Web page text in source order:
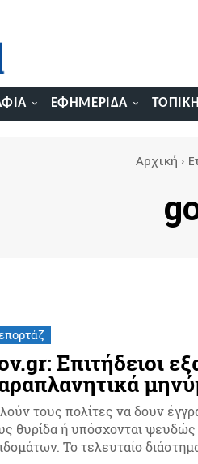
ΕΦΗΜΕΡΊΔΑ
Αρχική
Επιτήδειοι
τους πολίτες να δουν
θυρίδα ή υπόσχονται
επιδομάτων. Το τελευταίο